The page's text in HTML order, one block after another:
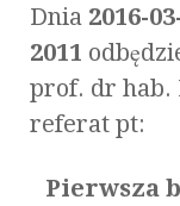
Dnia 2016-
2011
prof. dr hab.
referat pt:
Pierwsza